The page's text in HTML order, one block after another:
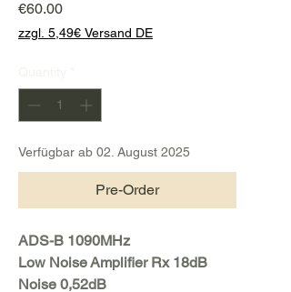
€60.00Price
zzgl. 5,49€ Versand DE
Verfügbar ab 02. August 2025
Pre-Order
ADS-B 1090MHz
Low NoiseAmplifier Rx 18dB
Noise 0,52dB